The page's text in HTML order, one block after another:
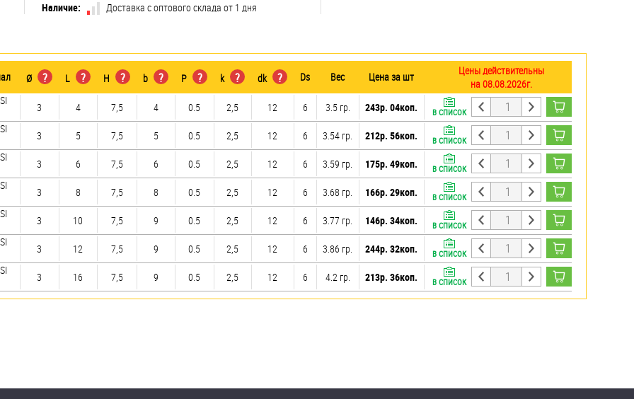
Наличие:
Доставка с оптового склада от 1 дня
Ø ? L ? H ? b ? P ? k ? dk ? Ds Вес Цена за шт
Цены действительны
на 08.08.2026г.
3 4 7,5 4 0.5 2,5 12 6 3.5 гр. 243р. 04коп. В СПИСОК
3 5 7,5 5 0.5 2,5 12 6 3.54 гр. 212р. 56коп. В СПИСОК
3 6 7,5 6 0.5 2,5 12 6 3.59 гр. 175р. 49коп. В СПИСОК
3 8 7,5 8 0.5 2,5 12 6 3.68 гр. 166р. 29коп. В СПИСОК
3 10 7,5 9 0.5 2,5 12 6 3.77 гр. 146р. 34коп. В СПИСОК
3 12 7,5 9 0.5 2,5 12 6 3.86 гр. 244р. 32коп. В СПИСОК
3 16 7,5 9 0.5 2,5 12 6 4.2 гр. 213р. 36коп. В СПИСОК